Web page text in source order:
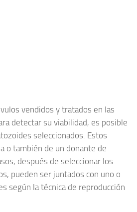
vendidos y tratados en las
detectar su viabilidad, es posible
seleccionados. Estos
o también de un donante de
después de seleccionar los
pueden ser juntados con uno o
según la técnica de reproducción